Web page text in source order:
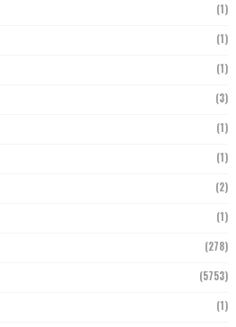
(1)
(1)
(1)
(3)
(1)
(1)
(2)
(1)
(278)
(5753)
(1)